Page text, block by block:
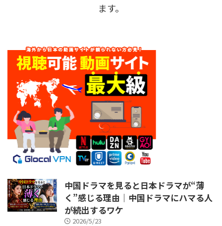
ます。
中国ドラマを見ると日本ドラマが“薄
く”感じる理由｜中国ドラマにハマる人
が続出するワケ
2026/5/23